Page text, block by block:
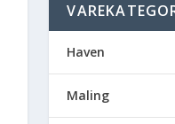
Haven
Maling